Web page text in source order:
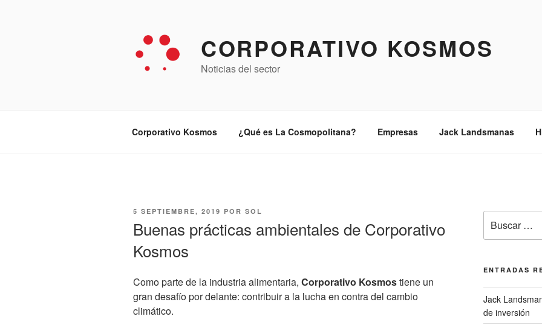
CORPORATIVO KOSMOS
Noticias del sector
Corporativo Kosmos ¿Qué es La Cosmopolitana? Empresas Jack Landsmanas
PUBLICADO
5 SEPTIEMBRE, 2019 POR SOL
Buenas prácticas ambientales de Corporativo
Kosmos
Como parte de la industria alimentaria, Corporativo Kosmostiene un
gran desafío por delante: contribuir a la lucha en contra del cambio
climático.
por:
ENTRADAS
Jack
de inversión